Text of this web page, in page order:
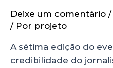
Deixe um comentário /
/ Por projeto
A sétima edição do
credibilidade do